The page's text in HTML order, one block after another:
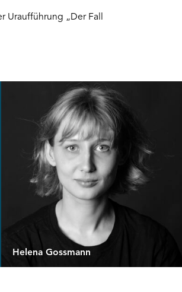
Uraufführung „Der Fall
Helena Gossmann